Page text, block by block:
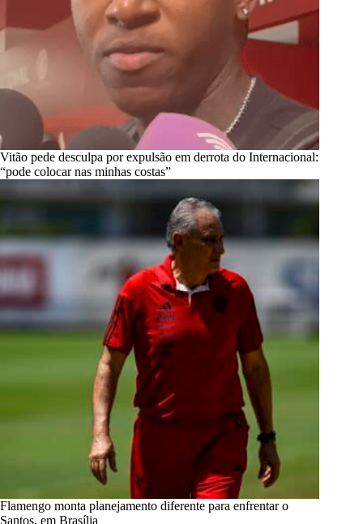
Vitão pede desculpa por expulsão em derrota do Internacional:
“pode colocar nas minhas costas”
Flamengo monta planejamento diferente para enfrentar o
Santos, em Brasília